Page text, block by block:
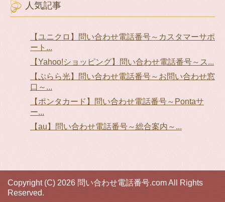
人気記事
【ユニクロ】問い合わせ電話番号～カスタマーサポ
ート...
【Yahoo!ショッピング】問い合わせ電話番号～ス...
【ぷらら光】問い合わせ電話番号～お問い合わせ窓
口～...
【ポンタカード】問い合わせ電話番号～Pontaサ
ー...
【au】問い合わせ電話番号～総合案内～...
Copyright (C) 2026 問い合わせ電話番号.comAll Rights
Reserved.